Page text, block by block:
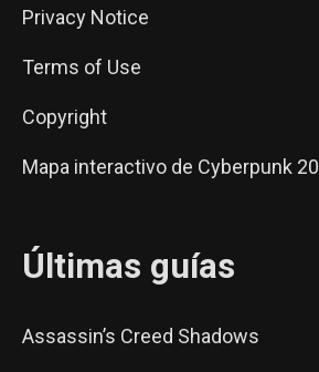
Privacy Notice
Terms of Use
Copyright
Mapa interactivo de Cyberpunk
Últimas guías
Assassin’s Creed Shadows